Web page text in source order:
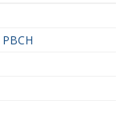
РВСН